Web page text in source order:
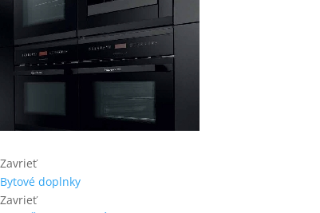
Zavrieť
Bytové doplnky
Zavrieť